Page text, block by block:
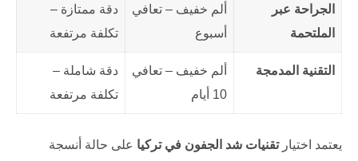
الجراحة عبر
الملتحمة
ألم خفيف – تعافي
أسبوع
دقة ممتازة –
تكلفة مرتفعة
التقنية المدمجة
ألم خفيف – تعافي
10 أيام
دقة شاملة –
تكلفة مرتفعة
يعتمد اختيارتقنيات شد الجفون في تركيا على حالة أنسجة